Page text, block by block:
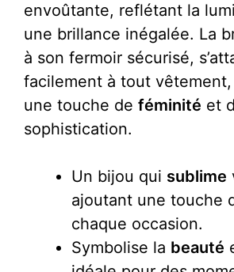
envoûtante, reflétant la
une brillance inégalée. La
à son fermoir sécurisé,
facilement à tout
une touche de féminité et
sophistication.
Un bijou qui sublime
ajoutant une touche
chaque occasion.
Symbolise la beauté